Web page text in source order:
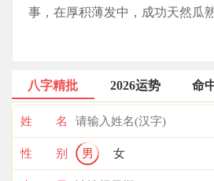
事，在厚积薄发中，成功天然瓜
八字精批 2026运势 命
姓 名
性 别 男 女